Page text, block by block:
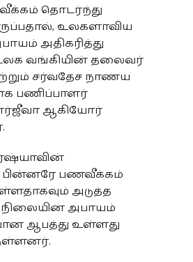
தொடர்ந்து
உலகளாவிய
அதிகரித்து
உலக வங்கியின் தலைவர்
சர்வதேச நாணய
பணிப்பாளர்
ஆகியோர்
பின்னரே பணவீக்கம்
அடுத்த
அபாயம்
ஆபத்து உள்ளது